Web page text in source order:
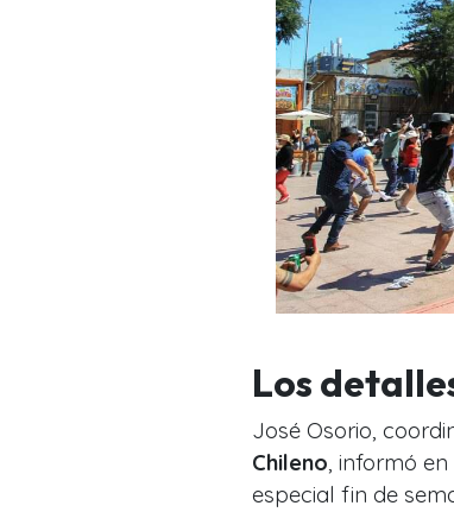
Los
José Osorio,
Chileno , informó
especial fin de